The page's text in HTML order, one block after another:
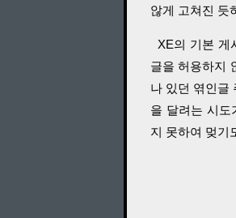
않게 고쳐진 듯
XE의 기본 게
글을 허용하지
나 있던 엮인글
을 달려는 시도
지 못하여 멎기